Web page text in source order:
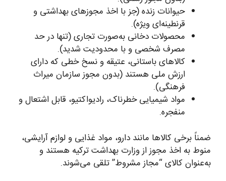
حیوانات زنده (جز با اخذ مجوزهای بهداشتی و
قرنطینه‌ای ویژه).
محصولات دخانی به‌صورت تجاری (تنها در حد
مصرف شخصی و با محدودیت شدید).
کالاهای باستانی، عتیقه و نسخ خطی که دارای
ارزش ملی هستند (بدون مجوز سازمان میراث
فرهنگی).
مواد شیمیایی خطرناک، رادیواکتیو، قابل اشتعال و
منفجره.
ضمناً برخی کالاها مانند دارو، مواد غذایی و لوازم آرایشی،
منوط به اخذ مجوز از وزارت بهداشت ترکیه هستند و
به‌عنوان کالای “مجاز مشروط” تلقی می‌شوند.